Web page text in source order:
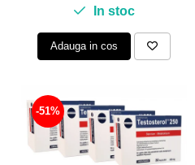
In stoc
Adauga in cos
-51%